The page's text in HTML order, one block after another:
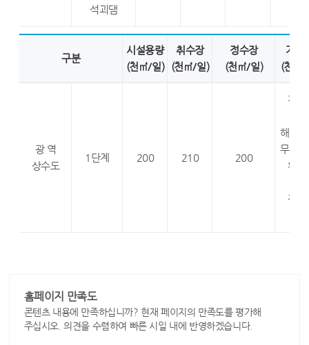
석괴댐
구분
시설용량
(천㎥/일)
취수장
(천㎥/일)
정수장
(천㎥/일)
가압
(천㎥/
광 역
상수도
1단계 200 210 200
강진
해남 :
무안 :
완도
장동
홈페이지 만족도
콘텐츠 내용에 만족하십니까? 현재 페이지의 만족도를 평가해
주십시오. 의견을 수렴하여 빠른 시일 내에 반영하겠습니다.